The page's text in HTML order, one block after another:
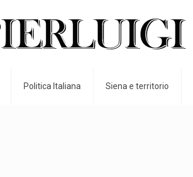
Politica Italiana Siena e territorio